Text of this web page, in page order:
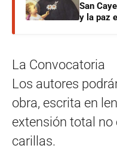
San
y la paz
La Convocatoria
Los autores
obra, escrita en
extensión total no
carillas.